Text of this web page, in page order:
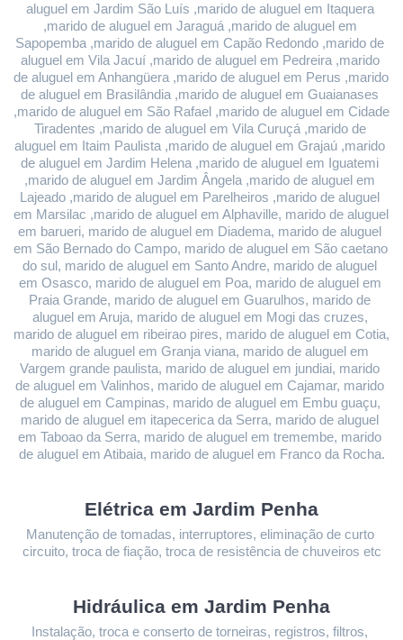
aluguel em Jardim São Luís ,marido de aluguel em Itaquera
,marido de aluguel em Jaraguá ,marido de aluguel em
Sapopemba ,marido de aluguel em Capão Redondo ,marido de
aluguel em Vila Jacuí ,marido de aluguel em Pedreira ,marido
de aluguel em Anhangüera ,marido de aluguel em Perus ,marido
de aluguel em Brasilândia ,marido de aluguel em Guaianases
,marido de aluguel em São Rafael ,marido de aluguel em Cidade
Tiradentes ,marido de aluguel em Vila Curuçá ,marido de
aluguel em Itaim Paulista ,marido de aluguel em Grajaú ,marido
de aluguel em Jardim Helena ,marido de aluguel em Iguatemi
,marido de aluguel em Jardim Ângela ,marido de aluguel em
Lajeado ,marido de aluguel em Parelheiros ,marido de aluguel
em Marsilac ,marido de aluguel em Alphaville, marido de aluguel
em barueri, marido de aluguel em Diadema, marido de aluguel
em São Bernado do Campo, marido de aluguel em São caetano
do sul, marido de aluguel em Santo Andre, marido de aluguel
em Osasco, marido de aluguel em Poa, marido de aluguel em
Praia Grande, marido de aluguel em Guarulhos, marido de
aluguel em Aruja, marido de aluguel em Mogi das cruzes,
marido de aluguel em ribeirao pires, marido de aluguel em Cotia,
marido de aluguel em Granja viana, marido de aluguel em
Vargem grande paulista, marido de aluguel em jundiai, marido
de aluguel em Valinhos, marido de aluguel em Cajamar, marido
de aluguel em Campinas, marido de aluguel em Embu guaçu,
marido de aluguel em itapecerica da Serra, marido de aluguel
em Taboao da Serra, marido de aluguel em tremembe, marido
de aluguel em Atibaia, marido de aluguel em Franco da Rocha.
Elétrica em Jardim Penha
Manutenção de tomadas, interruptores, eliminação de curto
circuito, troca de fiação, troca de resistência de chuveiros etc
Hidráulica em Jardim Penha
Instalação, troca e conserto de torneiras, registros, filtros,